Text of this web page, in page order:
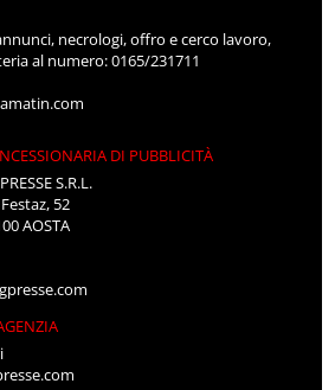
necrologi, offro e cerco lavoro,
al numero: 0165/231711
DI PUBBLICITÀ
S.R.L.
52
AOSTA